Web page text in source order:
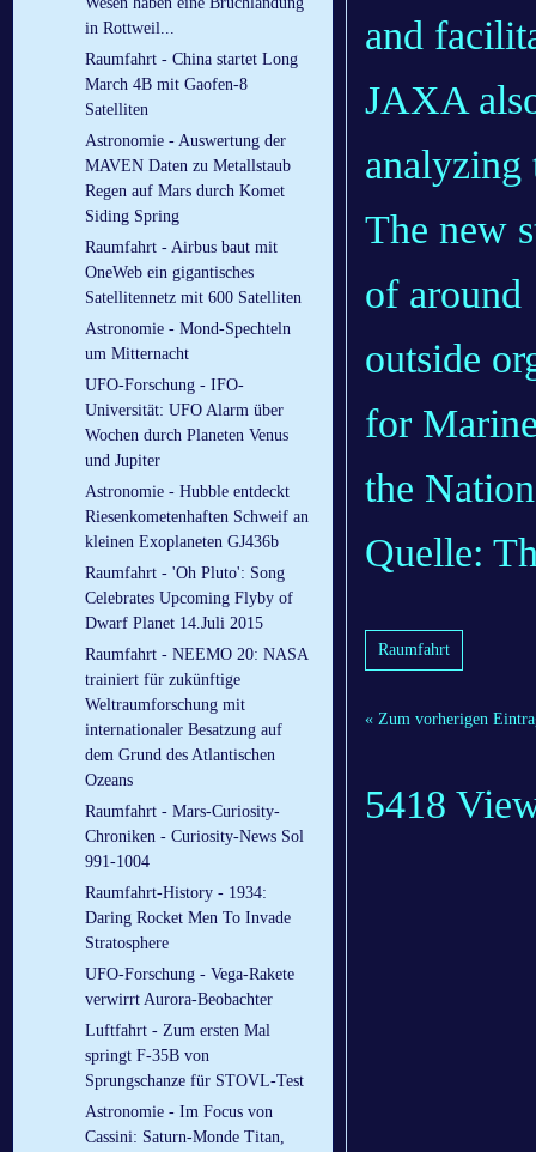
in Rottweil...
Raumfahrt - China startet Long
March 4B mit Gaofen-8
Satelliten
Astronomie - Auswertung der
MAVEN Daten zu Metallstaub
Regen auf Mars durch Komet
Siding Spring
Raumfahrt - Airbus baut mit
OneWeb ein gigantisches
Satellitennetz mit 600 Satelliten
Astronomie - Mond-Spechteln
um Mitternacht
UFO-Forschung - IFO-
Universität: UFO Alarm über
Wochen durch Planeten Venus
und Jupiter
Astronomie - Hubble entdeckt
Riesenkometenhaften Schweif an
kleinen Exoplaneten GJ436b
Raumfahrt - 'Oh Pluto': Song
Celebrates Upcoming Flyby of
Dwarf Planet 14.Juli 2015
Raumfahrt - NEEMO 20: NASA
trainiert für zukünftige
Weltraumforschung mit
internationaler Besatzung auf
dem Grund des Atlantischen
Ozeans
Raumfahrt - Mars-Curiosity-
Chroniken - Curiosity-News Sol
991-1004
Raumfahrt-History - 1934:
Daring Rocket Men To Invade
Stratosphere
UFO-Forschung - Vega-Rakete
verwirrt Aurora-Beobachter
Luftfahrt - Zum ersten Mal
springt F-35B von
Sprungschanze für STOVL-Test
Astronomie - Im Focus von
Cassini: Saturn-Monde Titan,
and
JAXA
analyzing
The new
of
outside
for
the
Quelle:
Raumfahrt
« Zum vorherigen
5418